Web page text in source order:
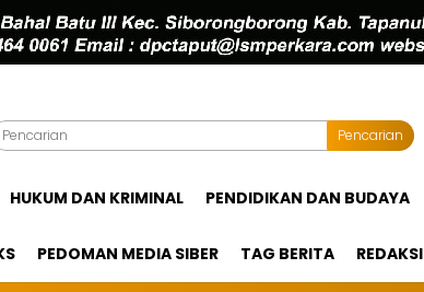
Pencarian
HUKUM DAN KRIMINAL PENDIDIKAN DAN BUDAYA
PEDOMAN MEDIA SIBER TAG BERITA REDAKSI